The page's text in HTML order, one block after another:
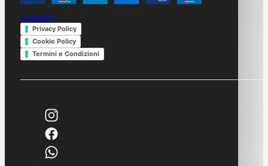
Contatti
Privacy Policy
Cookie Policy
Termini e Condizioni